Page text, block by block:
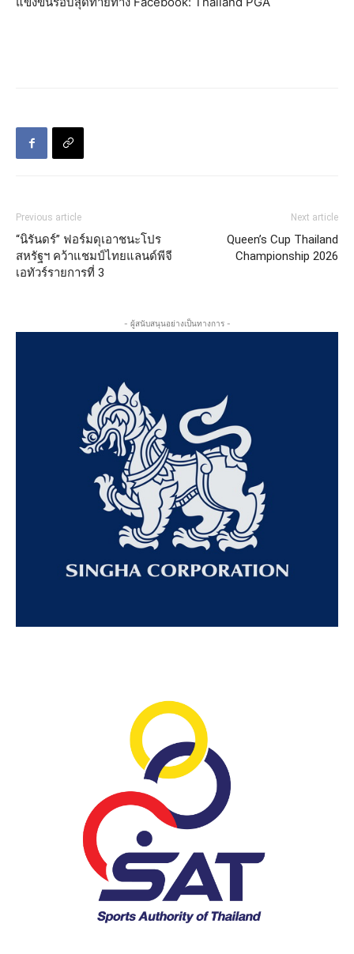
Previous article
“นิรันดร์” ฟอร์มดุเอาชนะโปร
สหรัฐฯ คว้าแชมป์ไทยแลนด์พีจี
เอทัวร์รายการที่ 3
Next article
Queen’s Cup Thailand
Championship 2026
- ผู้สนับสนุนอย่างเป็นทางการ -